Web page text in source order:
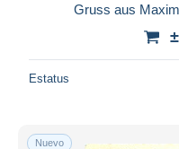
Gruss aus
Estatus
Nuevo